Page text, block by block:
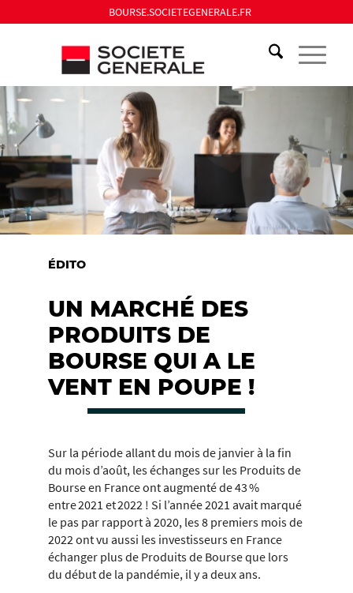
BOURSE.SOCIETEGENERALE.FR
ÉDITO
UN MARCHÉ DES
PRODUITS DE
BOURSE QUI A LE
VENT EN POUPE !
Sur la période allant du mois de janvier à la fin
du mois d’août, les échanges sur les Produits de
Bourse en France ont augmenté de 43 %
entre 2021 et 2022 ! Si l’année 2021 avait marqué
le pas par rapport à 2020, les 8 premiers mois de
2022 ont vu aussi les investisseurs en France
échanger plus de Produits de Bourse que lors
du début de la pandémie, il y a deux ans.